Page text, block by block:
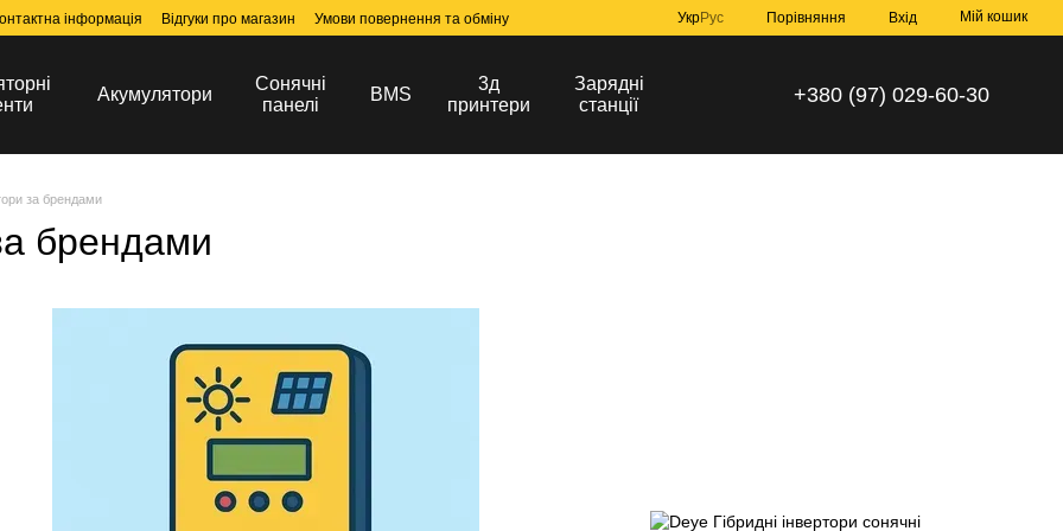
інформація Відгуки про магазин Умови повернення та обміну УкрРус Порівняння Вхід Мій кошик
Акумулятори
Сонячні
панелі
BMS
3д
принтери
Зарядні
станції
+380 (97) 029-60-30
за брендами
брендами